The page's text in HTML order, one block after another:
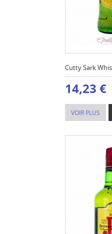
Cutty Sark
14,23 €
VOIR PLUS